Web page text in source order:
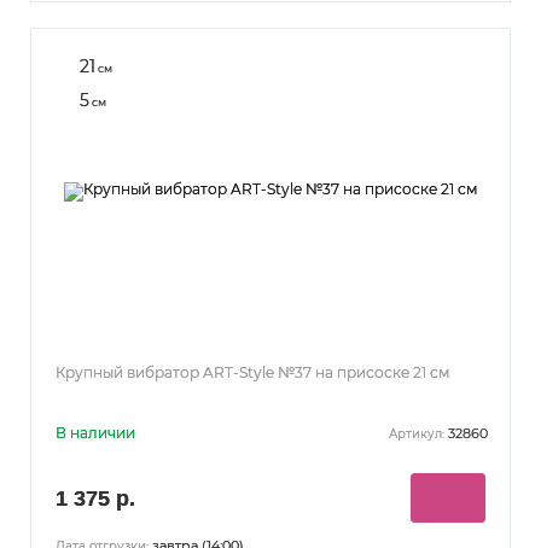
21 см
5см
Крупный вибратор ART-Style №37 на присоске 21 см
В наличии Артикул: 32860
1 375 р.